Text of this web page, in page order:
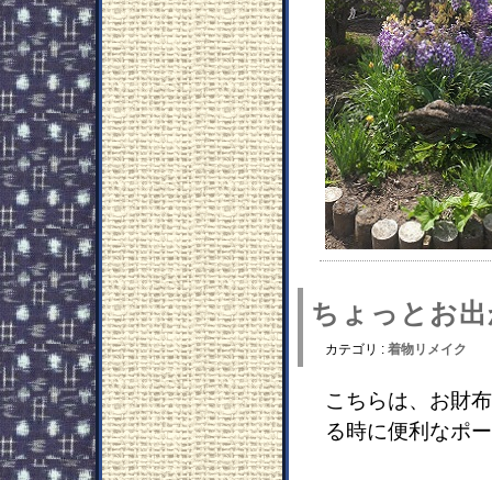
ちょっとお
カテゴリ : 着物リメイク
こちらは、お財
る時に便利なポ